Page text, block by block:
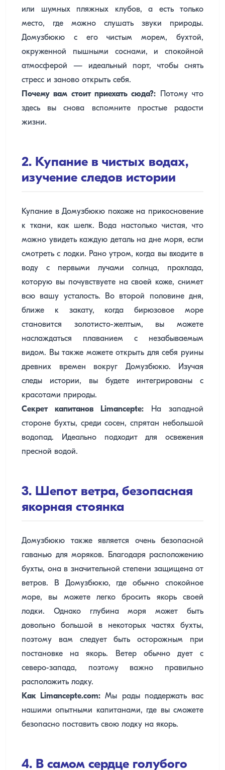
или шумных пляжных клубов, а есть только
место, где можно слушать звуки природы.
Домузбюкю с его чистым морем, бухтой,
окруженной пышными соснами, и спокойной
атмосферой — идеальный порт, чтобы снять
стресс и заново открыть себя.
Почему вам стоит приехать сюда?: Потому что
здесь вы снова вспомните простые радости
жизни.
2. Купание в чистых водах,
изучение следов истории
Купание в Домузбюкю похоже на прикосновение
к ткани, как шелк. Вода настолько чистая, что
можно увидеть каждую деталь на дне моря, если
смотреть с лодки. Рано утром, когда вы входите в
воду с первыми лучами солнца, прохлада,
которую вы почувствуете на своей коже, снимет
всю вашу усталость. Во второй половине дня,
ближе к закату, когда бирюзовое море
становится золотисто-желтым, вы можете
наслаждаться плаванием с незабываемым
видом. Вы также можете открыть для себя руины
древних времен вокруг Домузбюкю. Изучая
следы истории, вы будете интегрированы с
красотами природы.
Секрет капитанов Limancepte: На западной
стороне бухты, среди сосен, спрятан небольшой
водопад. Идеально подходит для освежения
пресной водой.
3. Шепот ветра, безопасная
якорная стоянка
Домузбюкю также является очень безопасной
гаванью для моряков. Благодаря расположению
бухты, она в значительной степени защищена от
ветров. В Домузбюкю, где обычно спокойное
море, вы можете легко бросить якорь своей
лодки. Однако глубина моря может быть
довольно большой в некоторых частях бухты,
поэтому вам следует быть осторожным при
постановке на якорь. Ветер обычно дует с
северо-запада, поэтому важно правильно
расположить лодку.
Как Limancepte.com: Мы рады поддержать вас
нашими опытными капитанами, где вы сможете
безопасно поставить свою лодку на якорь.
4. В самом сердце голубого